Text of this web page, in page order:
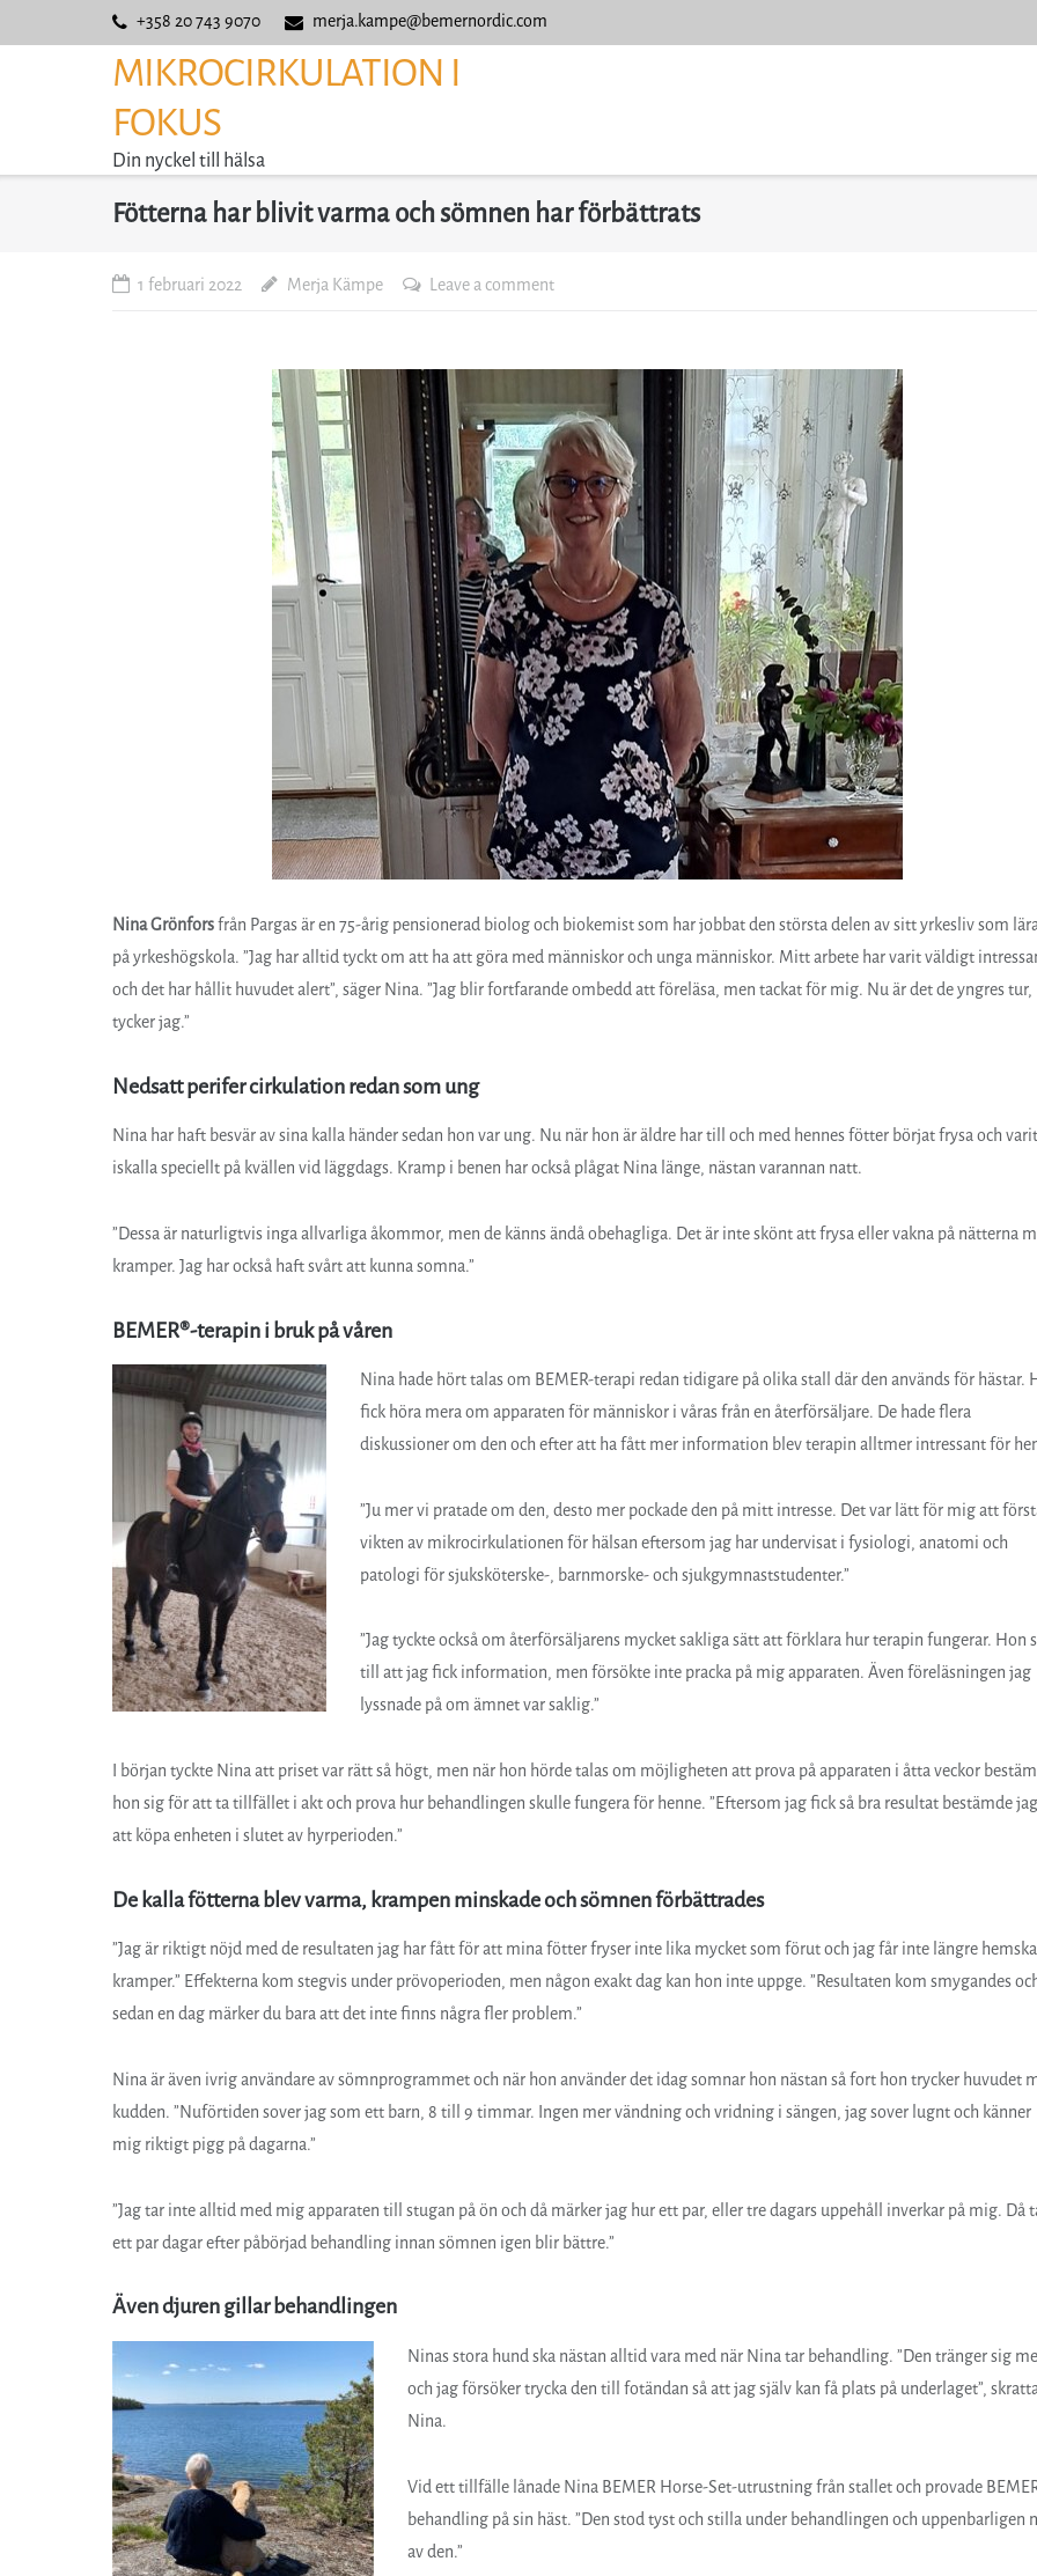
+358 20 743 9070 merja.kampe@bemernordic.com
MIKROCIRKULATION I
FOKUS
Din nyckel till hälsa
Fötterna har blivit varma och sömnen har förbättrats
1 februari 2022 Merja Kämpe Leave a comment
Nina Grönforsfrån Pargas är en 75-årig pensionerad biolog och biokemist som har jobbat den största delen av sitt yrkesliv som
på yrkeshögskola. ”Jag har alltid tyckt om att ha att göra med människor och unga människor. Mitt arbete har varit väldigt
och det har hållit huvudet alert”, säger Nina. ”Jag blir fortfarande ombedd att föreläsa, men tackat för mig. Nu är det de yngres tur,
tycker jag.”
Nedsatt perifer cirkulation redan som ung
Nina har haft besvär av sina kalla händer sedan hon var ung. Nu när hon är äldre har till och med hennes fötter börjat frysa och varit
iskalla speciellt på kvällen vid läggdags. Kramp i benen har också plågat Nina länge, nästan varannan natt.
”Dessa är naturligtvis inga allvarliga åkommor, men de känns ändå obehagliga. Det är inte skönt att frysa eller vakna på nätterna
kramper. Jag har också haft svårt att kunna somna.”
BEMER®-terapin i bruk på våren
Nina hade hört talas om BEMER-terapi redan tidigare på olika stall där den används för hästar.
fick höra mera om apparaten för människor i våras från en återförsäljare. De hade flera
diskussioner om den och efter att ha fått mer information blev terapin alltmer intressant för
”Ju mer vi pratade om den, desto mer pockade den på mitt intresse. Det var lätt för mig att
vikten av mikrocirkulationen för hälsan eftersom jag har undervisat i fysiologi, anatomi och
patologi för sjuksköterske-, barnmorske- och sjukgymnaststudenter.”
”Jag tyckte också om återförsäljarens mycket sakliga sätt att förklara hur terapin fungerar. Hon
till att jag fick information, men försökte inte pracka på mig apparaten. Även föreläsningen jag
lyssnade på om ämnet var saklig.”
I början tyckte Nina att priset var rätt så högt, men när hon hörde talas om möjligheten att prova på apparaten i åtta veckor
hon sig för att ta tillfället i akt och prova hur behandlingen skulle fungera för henne. ”Eftersom jag fick så bra resultat bestämde
att köpa enheten i slutet av hyrperioden.”
De kalla fötterna blev varma, krampen minskade och sömnen förbättrades
”Jag är riktigt nöjd med de resultaten jag har fått för att mina fötter fryser inte lika mycket som förut och jag får inte längre hemska
kramper.” Effekterna kom stegvis under prövoperioden, men någon exakt dag kan hon inte uppge. ”Resultaten kom smygandes
sedan en dag märker du bara att det inte finns några fler problem.”
Nina är även ivrig användare av sömnprogrammet och när hon använder det idag somnar hon nästan så fort hon trycker huvudet
kudden. ”Nuförtiden sover jag som ett barn, 8 till 9 timmar. Ingen mer vändning och vridning i sängen, jag sover lugnt och känner
mig riktigt pigg på dagarna.”
”Jag tar inte alltid med mig apparaten till stugan på ön och då märker jag hur ett par, eller tre dagars uppehåll inverkar på mig. Då
ett par dagar efter påbörjad behandling innan sömnen igen blir bättre.”
Även djuren gillar behandlingen
Ninas stora hund ska nästan alltid vara med när Nina tar behandling. ”Den tränger sig
och jag försöker trycka den till fotändan så att jag själv kan få plats på underlaget”,
Nina.
Vid ett tillfälle lånade Nina BEMER Horse-Set-utrustning från stallet och provade
behandling på sin häst. ”Den stod tyst och stilla under behandlingen och uppenbarligen
av den.”